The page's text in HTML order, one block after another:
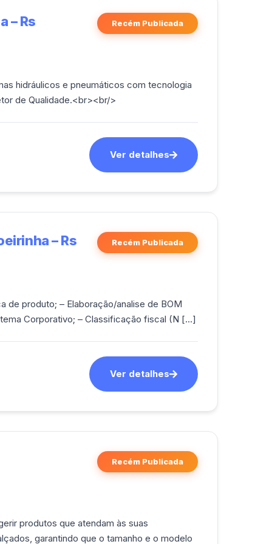
– Rs Recém Publicada
hidráulicos e pneumáticos com tecnologia
de Qualidade.<br><br/>
Ver detalhes
– Rs Recém Publicada
Corporativo; – Classificação fiscal (N [...]
Ver detalhes
Recém Publicada
produtos que atendam às suas
garantindo que o tamanho e o modelo